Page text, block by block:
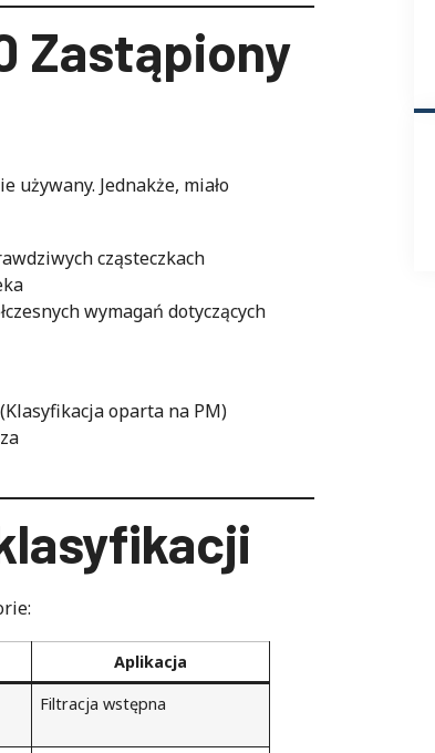
Zastąpiony
używany. Jednakże, miało
cząsteczkach
wymagań dotyczących
oparta na PM)
Aplikacja
Filtracja wstępna